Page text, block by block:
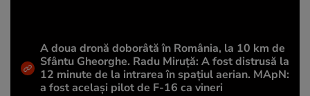
A doua dronă doborâtă în România, la 10 km de
Sfântu Gheorghe. Radu Miruță: A fost distrusă la
12 minute de la intrarea în spațiul aerian. MApN:
a fost același pilot de F-16 ca vineri